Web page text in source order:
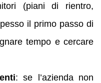
(piani di rientro,
il primo passo di
tempo e cercare
: se l’azienda non